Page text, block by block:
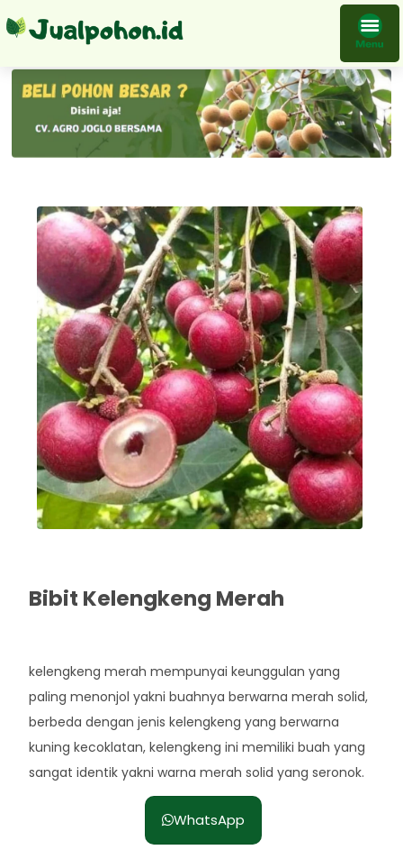
Bibit Kelengkeng Merah Genjah Ruby Okulasi Berkualitas Bisa Beli Ecer
Bibit Kelengkeng Merah
kelengkeng merah mempunyai keunggulan yang
paling menonjol yakni buahnya berwarna merah solid,
berbeda dengan jenis kelengkeng yang berwarna
kuning kecoklatan, kelengkeng ini memiliki buah yang
sangat identik yakni warna merah solid yang seronok.
WhatsApp